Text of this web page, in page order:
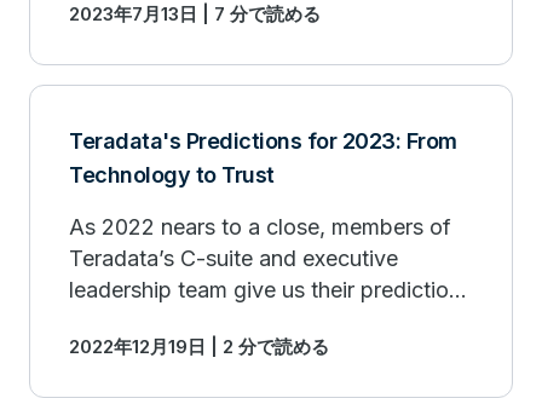
they innovate & create new
2023年7月13日 | 7 分で読める
Teradata's Predictions for 2023: From
Technology to Trust
As 2022 nears to a close, members of
Teradata’s C-suite and executive
leadership team give us their predictions
tech and AI to marketing and HR.
2022年12月19日 | 2 分で読める